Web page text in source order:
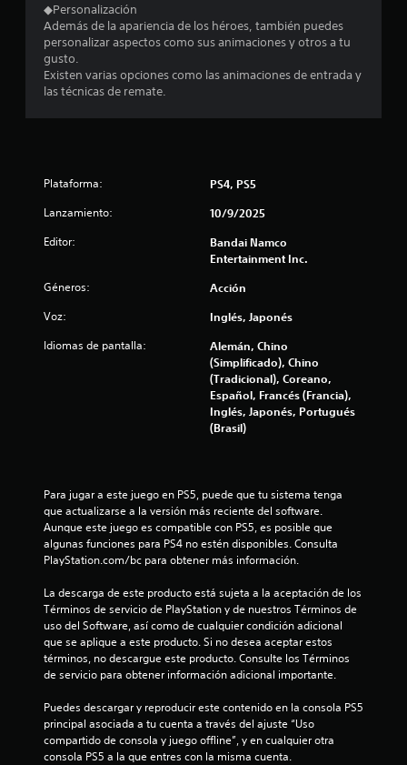
l
i
s
◆Personalización
Además de la apariencia de los héroes, también puedes
personalizar aspectos como sus animaciones y otros a tu
gusto.
Existen varias opciones como las animaciones de entrada y
las técnicas de remate.
Plataforma: PS4, PS5
Lanzamiento: 10/9/2025
Editor:
Bandai Namco
Entertainment Inc.
Géneros: Acción
Voz: Inglés, Japonés
Idiomas de pantalla:
Alemán, Chino
(Simplificado), Chino
(Tradicional), Coreano,
Español, Francés (Francia),
Inglés, Japonés, Portugués
(Brasil)
Para jugar a este juego en PS5, puede que tu sistema tenga
que actualizarse a la versión más reciente del software.
Aunque este juego es compatible con PS5, es posible que
algunas funciones para PS4 no estén disponibles. Consulta
PlayStation.com/bc para obtener más información.
La descarga de este producto está sujeta a la aceptación de los
Términos de servicio de PlayStation y de nuestros Términos de
uso del Software, así como de cualquier condición adicional
que se aplique a este producto. Si no desea aceptar estos
términos, no descargue este producto. Consulte los Términos
de servicio para obtener información adicional importante.
Puedes descargar y reproducir este contenido en la consola PS5
principal asociada a tu cuenta a través del ajuste “Uso
compartido de consola y juego offline”, y en cualquier otra
consola PS5 a la que entres con la misma cuenta.